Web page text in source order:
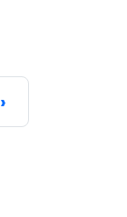
›